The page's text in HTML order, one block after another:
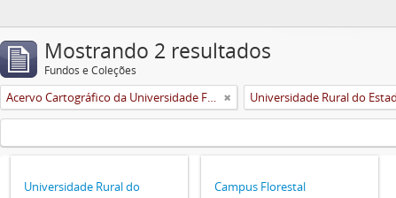
Mostrando 2 resultados
Fundos e Coleções
Acervo Cartográfico da Universidade Federal de Viçosa
Universidade Rural do
Campus Florestal